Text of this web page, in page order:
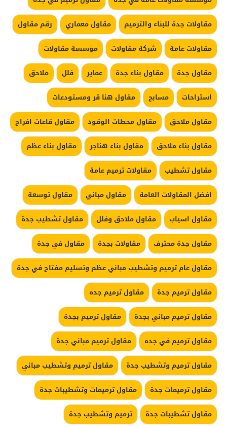
مقاولات جدة للبناء والترميم
مقاول معماري
رقم مقاول
مقاولات عامة
شركة مقاولات
مؤسسة مقاولات
مقاول جدة
مقاول بناء جدة عماير فلل
ملاحق
استراحات
مسابح
مقاول هنا قر ومستودعات
مقاول ملاحق
مقاول محطات الوقود
مقاول قاعات افراح
مقاول بناء ملاحق
مقاول بناء هناجر
مقاول بناء عظم
مقاول تشطيب
مقاولات ترميم عامة
افضل المقاولات العامة
مقاول مباني
مقاول توسعة
مقاول اسياب
مقاول ملاحق وفلل
مقاول تشطيب جدة
مقاول جدة محترف
مقاولات بجدة
مقاول في جدة
مقاول عام ترميم وتشطيب مباني عظم وتسليم مفتاح في جدة
مقاول ترميم جدة
مقاول ترميم جده
مقاول ترميم مباني بجدة
مقاول ترميم بجدة
مقاول ترميم في جده
مقاول ترميم مباني جدة
مقاول ترميم وتشطيب جدة
مقاول ترميم وتشطيب مباني
مقاول ترميمات جدة
مقاول ترميمات وتشطيبات جدة
مقاول تشطيبات جدة
ترميم وتشطيب جدة